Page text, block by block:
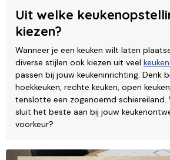
Uit welke
kiezen?
Wanneer je een keuken wilt laten
diverse stijlen ook kiezen uit veel
passen bij jouw keukeninrichting. Denk
hoekkeuken, rechte keuken, open
tenslotte een zogenoemd schiereiland.
sluit het beste aan bij jouw
voorkeur?